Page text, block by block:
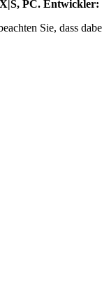
PC. Entwickler:
Sie, dass